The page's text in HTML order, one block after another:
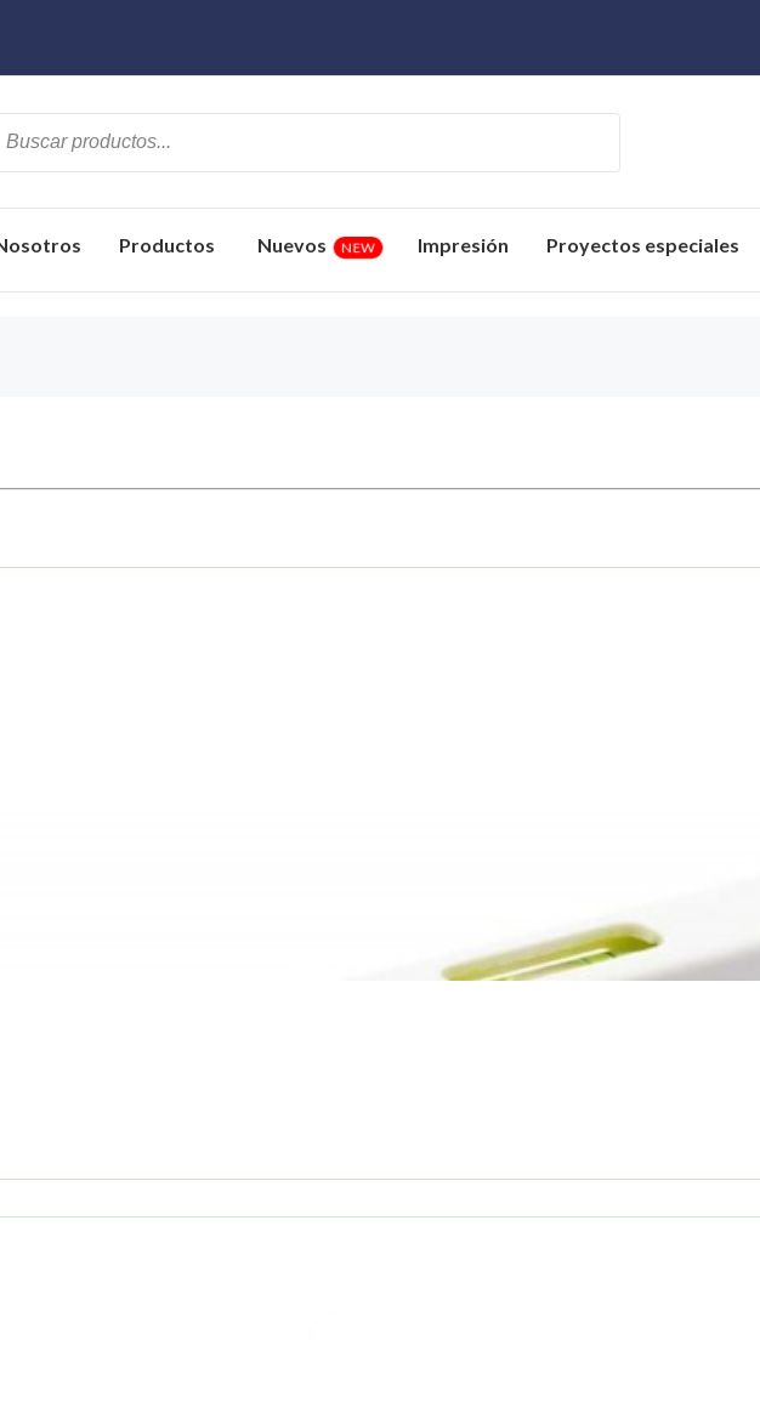
Productos Nuevos NEW Impresión Proyectos especiales